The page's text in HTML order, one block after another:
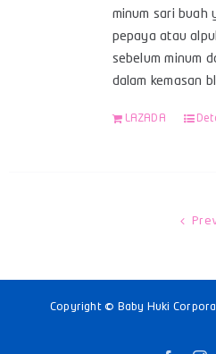
minum sari buah
pepaya atau
sebelum minum
dalam kemasan
LAZADA
Copyright © Baby Huki